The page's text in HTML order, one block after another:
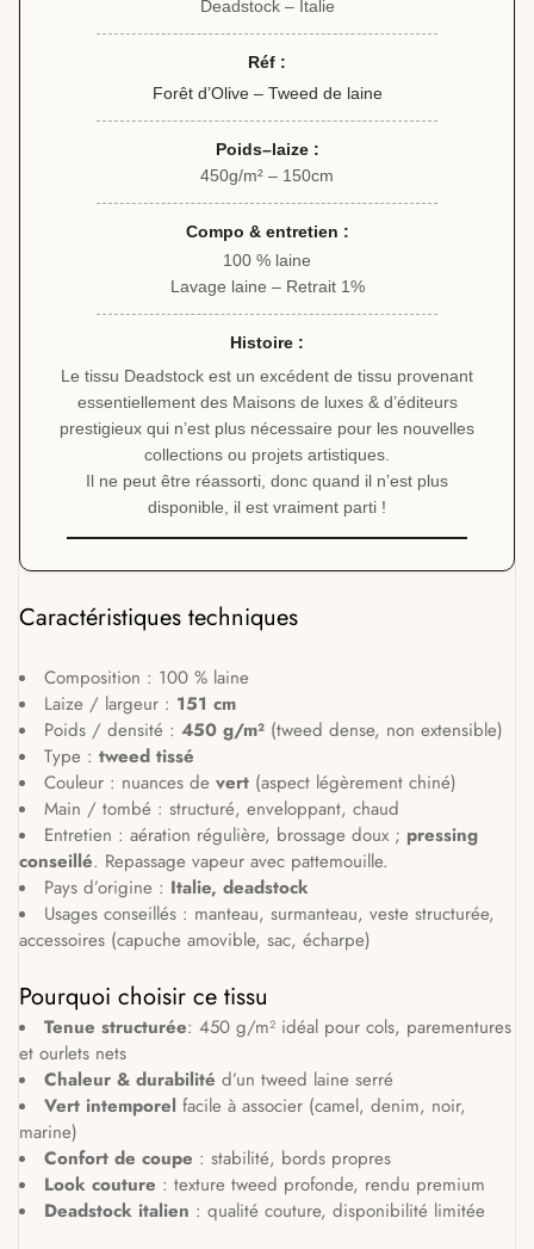
Deadstock – Italie
Réf :
Forêt d’Olive – Tweed de laine
Poids–laize :
450g/m² – 150cm
Compo & entretien :
100 % laine
Lavage laine – Retrait 1%
Histoire :
Le tissu Deadstock est un excédent de tissu provenant
essentiellement des Maisons de luxes & d’éditeurs
prestigieux qui n’est plus nécessaire pour les nouvelles
collections ou projets artistiques.
Il ne peut être réassorti, donc quand il n’est plus
disponible, il est vraiment parti !
Caractéristiques techniques
Composition : 100 % laine
Laize / largeur : 151 cm
Poids / densité : 450 g/m² (tweed dense, non extensible)
Type : tweed tissé
Couleur : nuances de vert (aspect légèrement chiné)
Main / tombé : structuré, enveloppant, chaud
Entretien : aération régulière, brossage doux ; pressing
conseillé. Repassage vapeur avec pattemouille.
Pays d’origine : Italie, deadstock
Usages conseillés : manteau, surmanteau, veste structurée,
accessoires (capuche amovible, sac, écharpe)
Pourquoi choisir ce tissu
Tenue structurée: 450 g/m² idéal pour cols, parementures
et ourlets nets
Chaleur & durabilité d’un tweed laine serré
Vert intemporel facile à associer (camel, denim, noir,
marine)
Confort de coupe : stabilité, bords propres
Look couture : texture tweed profonde, rendu premium
Deadstock italien : qualité couture, disponibilité limitée